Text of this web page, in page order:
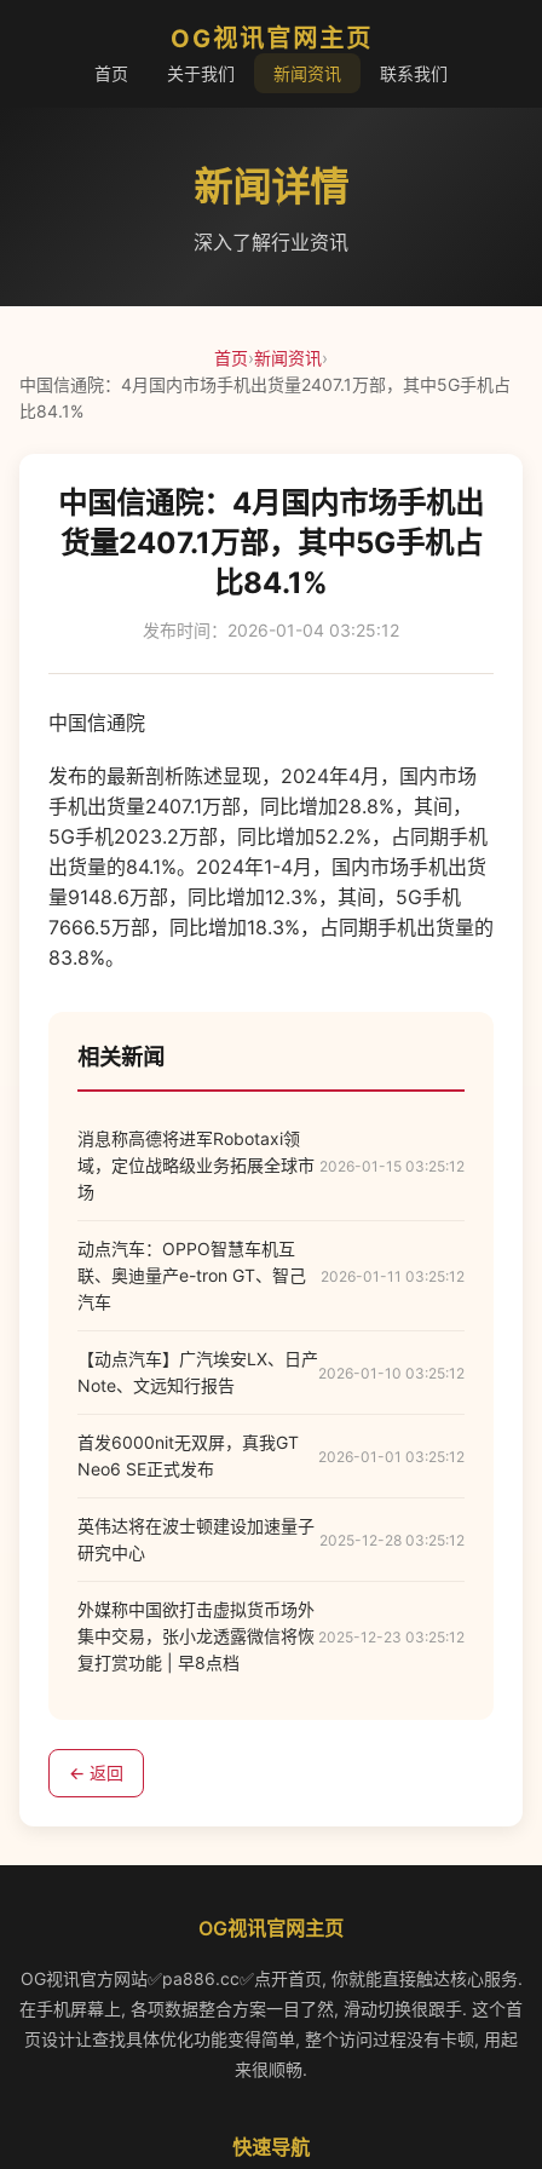
OG视讯官网主页
首页 关于我们 新闻资讯 联系我们
新闻详情
深入了解行业资讯
首页›新闻资讯›
中国信通院：4月国内市场手机出货量2407.1万部，其中5G手机占
比84.1%
中国信通院：4月国内市场手机出
货量2407.1万部，其中5G手机占
比84.1%
发布时间：2026-01-04 03:25:12
中国信通院
发布的最新剖析陈述显现，2024年4月，国内市场
手机出货量2407.1万部，同比增加28.8%，其间，
5G手机2023.2万部，同比增加52.2%，占同期手机
出货量的84.1%。2024年1-4月，国内市场手机出货
量9148.6万部，同比增加12.3%，其间，5G手机
7666.5万部，同比增加18.3%，占同期手机出货量的
83.8%。
相关新闻
消息称高德将进军Robotaxi领
域，定位战略级业务拓展全球市
场
2026-01-15 03:25:12
动点汽车：OPPO智慧车机互
联、奥迪量产e-tron GT、智己
汽车
2026-01-11 03:25:12
【动点汽车】广汽埃安LX、日产
Note、文远知行报告
2026-01-10 03:25:12
首发6000nit无双屏，真我GT
Neo6 SE正式发布
2026-01-01 03:25:12
英伟达将在波士顿建设加速量子
研究中心
2025-12-28 03:25:12
外媒称中国欲打击虚拟货币场外
集中交易，张小龙透露微信将恢
复打赏功能 | 早8点档
2025-12-23 03:25:12
← 返回
OG视讯官网主页
OG视讯官方网站✅pa886.cc✅点开首页, 你就能直接触达核心服务.
在手机屏幕上, 各项数据整合方案一目了然, 滑动切换很跟手. 这个首
页设计让查找具体优化功能变得简单, 整个访问过程没有卡顿, 用起
来很顺畅.
快速导航